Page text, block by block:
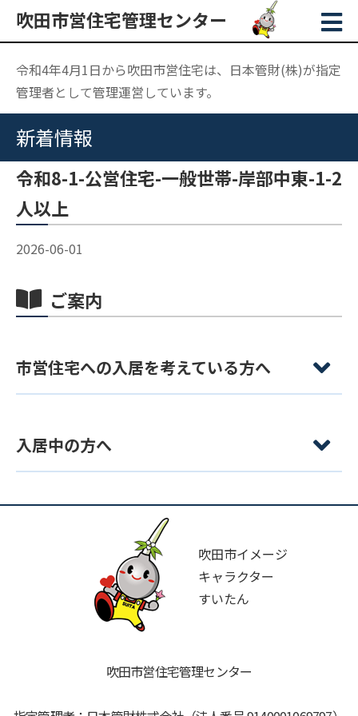
吹田市営住宅管理センター
令和4年4月1日から吹田市営住宅は、日本管財(株)が指定
管理者として管理運営しています。
新着情報
令和8-1-公営住宅-一般世帯-岸部中東-1-2
人以上
2026-06-01
ご案内
市営住宅への入居を考えている方へ
入居中の方へ
吹田市イメージ
キャラクター
すいたん
吹田市営住宅管理センター